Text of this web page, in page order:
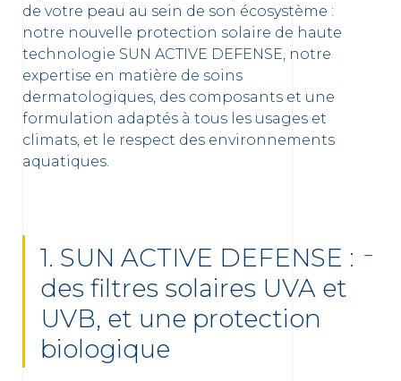
de votre peau au sein de son écosystème :
notre nouvelle protection solaire de haute
technologie SUN ACTIVE DEFENSE, notre
expertise en matière de soins
dermatologiques, des composants et une
formulation adaptés à tous les usages et
climats, et le respect des environnements
aquatiques.
1. SUN ACTIVE DEFENSE :
des filtres solaires UVA et
UVB, et une protection
biologique